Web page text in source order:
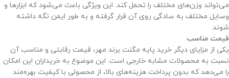
می‌تواند وزن‌های مختلف را تحمل کند. این ویژگی باعث می‌شود که ابزارها و
وسایل مختلف به سادگی روی آن قرار گرفته و به طور ایمن نگه داشته
شوند.
قیمت مناسب
یکی از مزایای دیگر خرید پایه مگنت برند مهر، قیمت رقابتی و مناسب آن
نسبت به محصولات مشابه خارجی است. این موضوع به خریداران این امکان
را می‌دهد که بدون پرداخت هزینه‌های بالا، از محصولی با کیفیت بهره‌مند